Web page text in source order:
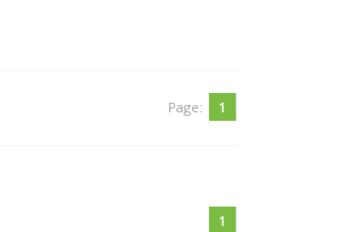
Page: 1
1